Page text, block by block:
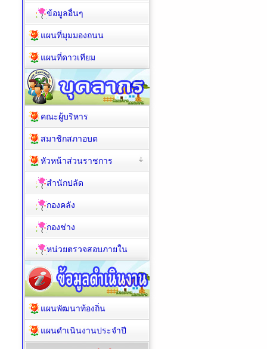
ข้อมูลอื่นๆ
แผนที่มุมมองถนน
แผนที่ดาวเทียม
คณะผู้บริหาร
สมาชิกสภาอบต
หัวหน้าส่วนราชการ
สำนักปลัด
กองคลัง
กองช่าง
หน่วยตรวจสอบภายใน
แผนพัฒนาท้องถิ่น
แผนดำเนินงานประจำปี